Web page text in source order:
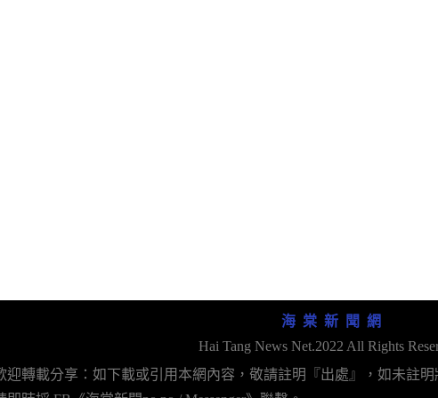
海 棠 新 聞 網
Hai Tang News Net.2022 All Rights
迎轉載分享：如下載或引用本網內容，敬請註明『出處』，如未註明